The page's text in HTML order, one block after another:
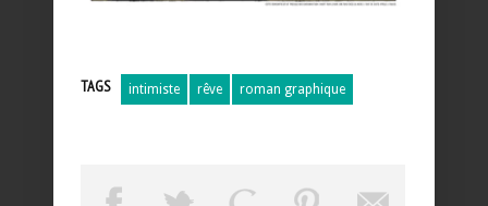
TAGS intimiste rêve roman graphique